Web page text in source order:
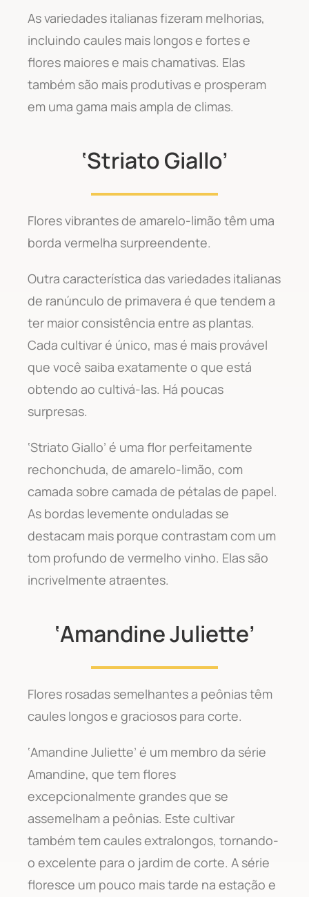
As variedades italianas fizeram melhorias,
incluindo caules mais longos e fortes e
flores maiores e mais chamativas. Elas
também são mais produtivas e prosperam
em uma gama mais ampla de climas.
‘Striato Giallo’
Flores vibrantes de amarelo-limão têm uma
borda vermelha surpreendente.
Outra característica das variedades italianas
de ranúnculo de primavera é que tendem a
ter maior consistência entre as plantas.
Cada cultivar é único, mas é mais provável
que você saiba exatamente o que está
obtendo ao cultivá-las. Há poucas
surpresas.
‘Striato Giallo’ é uma flor perfeitamente
rechonchuda, de amarelo-limão, com
camada sobre camada de pétalas de papel.
As bordas levemente onduladas se
destacam mais porque contrastam com um
tom profundo de vermelho vinho. Elas são
incrivelmente atraentes.
‘Amandine Juliette’
Flores rosadas semelhantes a peônias têm
caules longos e graciosos para corte.
‘Amandine Juliette’ é um membro da série
Amandine, que tem flores
excepcionalmente grandes que se
assemelham a peônias. Este cultivar
também tem caules extralongos, tornando-
o excelente para o jardim de corte. A série
floresce um pouco mais tarde na estação e